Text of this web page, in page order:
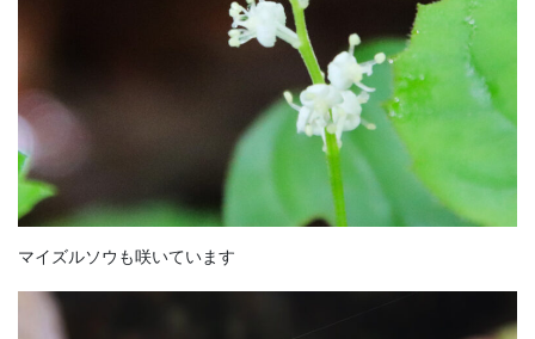
マイズルソウも咲いています